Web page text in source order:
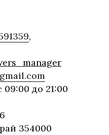
,
09:00 до 21:00
354000